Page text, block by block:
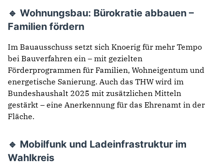
🔹 Wohnungsbau: Bürokratie abbauen –
Familien fördern
Im Bauausschuss setzt sich Knoerig für mehr Tempo
bei Bauverfahren ein – mit gezielten
Förderprogrammen für Familien, Wohneigentum und
energetische Sanierung. Auch das THW wird im
Bundeshaushalt 2025 mit zusätzlichen Mitteln
gestärkt – eine Anerkennung für das Ehrenamt in der
Fläche.
🔹 Mobilfunk und Ladeinfrastruktur im
Wahlkreis